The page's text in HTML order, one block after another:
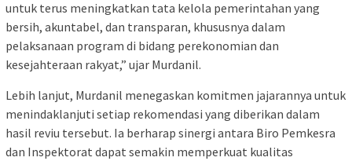
untuk terus meningkatkan tata kelola pemerintahan yang
bersih, akuntabel, dan transparan, khususnya dalam
pelaksanaan program di bidang perekonomian dan
kesejahteraan rakyat,” ujar Murdanil.
Lebih lanjut, Murdanil menegaskan komitmen jajarannya untuk
menindaklanjuti setiap rekomendasi yang diberikan dalam
hasil reviu tersebut. Ia berharap sinergi antara Biro Pemkesra
dan Inspektorat dapat semakin memperkuat kualitas